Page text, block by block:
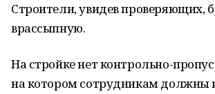
Строители, увидев проверяющих,
врассыпную.
На стройке нет контрольно-
на котором сотрудникам должны